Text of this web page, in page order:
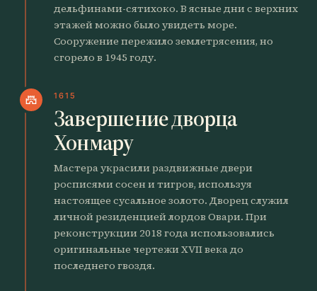
дельфинами-сятихоко. В ясные дни с верхних
этажей можно было увидеть море.
Сооружение пережило землетрясения, но
сгорело в 1945 году.
castle 1615
Завершение дворца
Хонмару
Мастера украсили раздвижные двери
росписями сосен и тигров, используя
настоящее сусальное золото. Дворец служил
личной резиденцией лордов Овари. При
реконструкции 2018 года использовались
оригинальные чертежи XVII века до
последнего гвоздя.